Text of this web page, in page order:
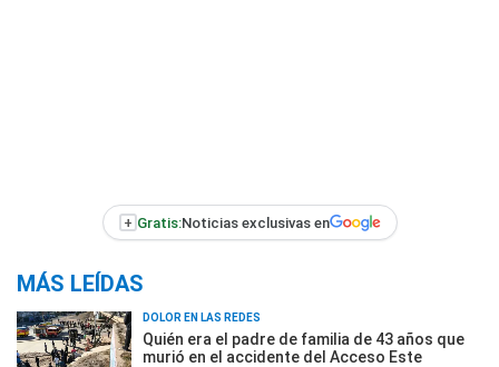
+ Gratis:Noticias exclusivas en
MÁS LEÍDAS
DOLOR EN LAS REDES
Quién era el padre de familia de 43 años que
murió en el accidente del Acceso Este